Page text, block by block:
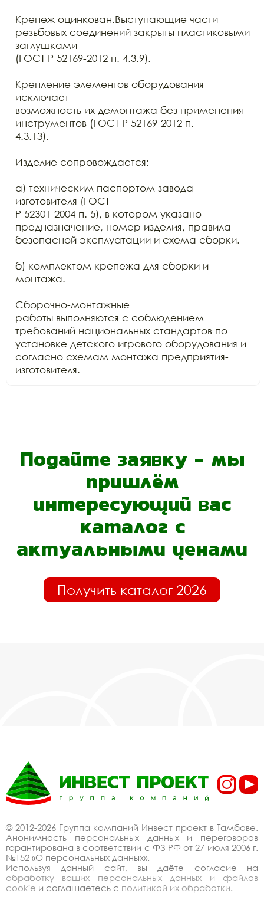
Крепеж оцинкован.Выступающие части
резьбовых соединений закрыты пластиковыми
заглушками
(ГОСТ Р 52169-2012 п. 4.3.9).
Крепление элементов оборудования
исключает
возможность их демонтажа без применения
инструментов (ГОСТ Р 52169-2012 п.
4.3.13).
Изделие сопровождается:
а) техническим паспортом завода-
изготовителя (ГОСТ
Р 52301-2004 п. 5), в котором указано
предназначение, номер изделия, правила
безопасной эксплуатации и схема сборки.
б) комплектом крепежа для сборки и
монтажа.
Сборочно-монтажные
работы выполняются с соблюдением
требований национальных стандартов по
установке детского игрового оборудования и
согласно схемам монтажа предприятия-
изготовителя.
Подайте заявку - мы
пришлём
интересующий вас
каталог с
актуальными ценами
Получить каталог 2026
© 2012-2026 Группа компаний Инвест проект в Тамбове.
Анонимность персональных данных и переговоров
гарантирована в соответствии с ФЗ РФ от 27 июля 2006 г.
№152 «О персональных данных».
Используя данный сайт, вы даёте согласие на
обработку ваших персональных данных и файлов
cookie и соглашаетесь с политикой их обработки.